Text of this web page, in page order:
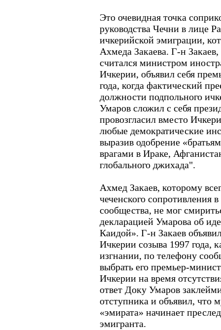
Это очевидная точка
руководства Чечни в лице
ичкерийской эмиграции,
Ахмеда Закаева. Г-н
считался министром
Ичкерии, объявил себя
года, когда фактический
должности подпольного
Умаров сложил с себя
провозгласил вместо
любые демократические
выразив одобрение
врагами в Ираке,
глобального джихада".
Ахмед Закаев, которому
чеченского сопротивления
сообщества, не мог
декларацией Умарова об
Каидой». Г-н Закаев
Ичкерии созыва 1997 года,
изгнании, по телефону
выбрать его премьер-
Ичкерии на время
ответ Доку Умаров
отступника и объявил, что
«эмирата» начинает
эмигранта.